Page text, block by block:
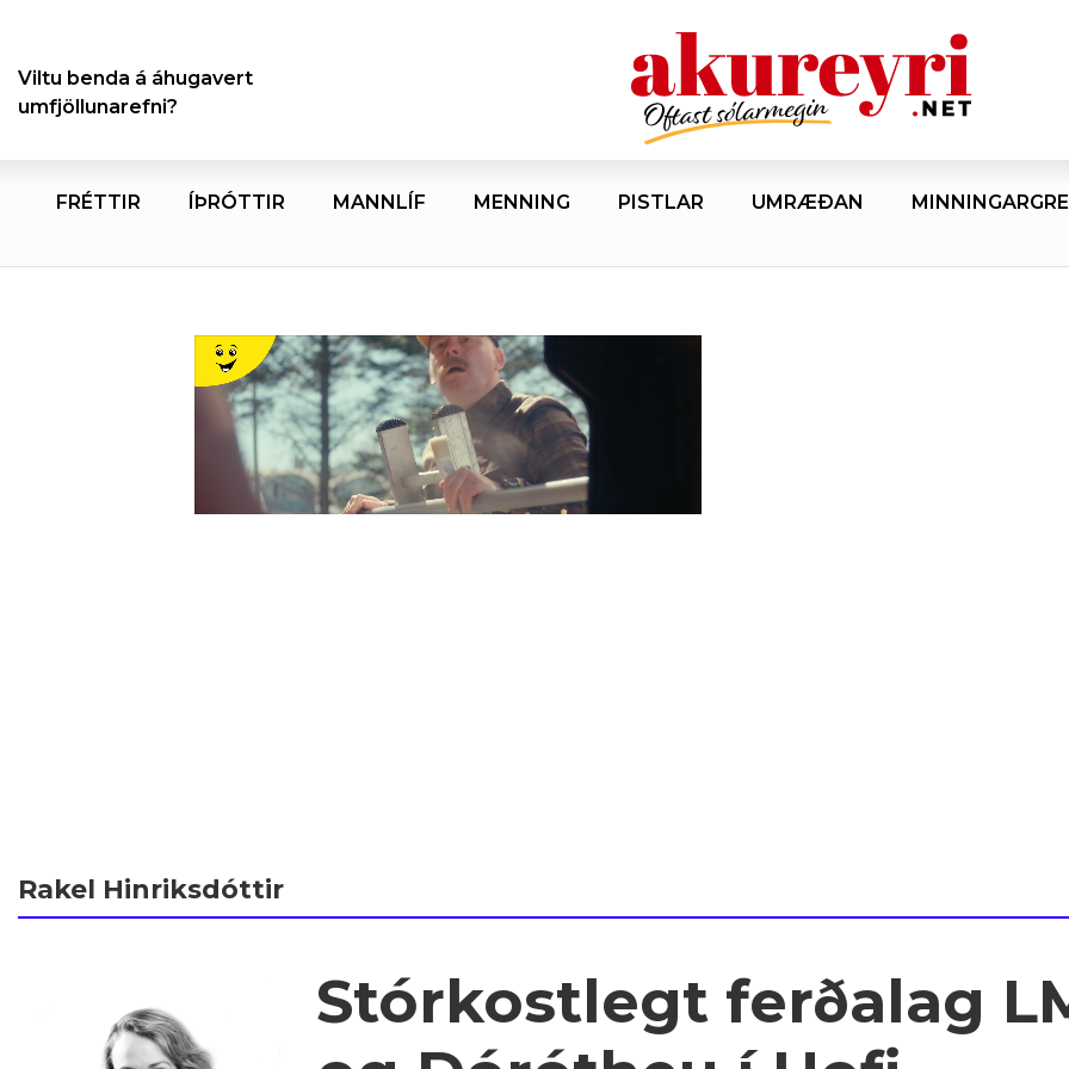
Viltu benda á áhugavert
umfjöllunarefni?
FRÉTTIR ÍÞRÓTTIR MANNLÍF MENNING PISTLAR UMRÆÐAN
Rakel Hinriksdóttir
Stórkostlegt ferðalag